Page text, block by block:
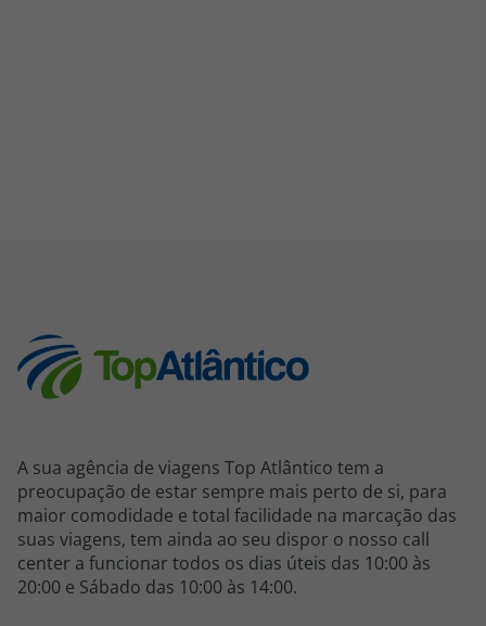
A sua agência de viagens Top Atlântico tem a
preocupação de estar sempre mais perto de si, para
maior comodidade e total facilidade na marcação das
suas viagens, tem ainda ao seu dispor o nosso call
center a funcionar todos os dias úteis das 10:00 às
20:00 e Sábado das 10:00 às 14:00.